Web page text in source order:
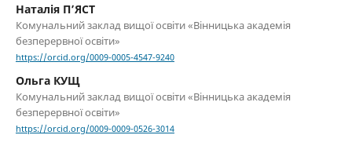
Наталія П’ЯСТ
Комунальний заклад вищої освіти «Вінницька академія
безперервної освіти»
https://orcid.org/0009-0005-4547-9240
Ольга КУЩ
Комунальний заклад вищої освіти «Вінницька академія
безперервної освіти»
https://orcid.org/0009-0009-0526-3014